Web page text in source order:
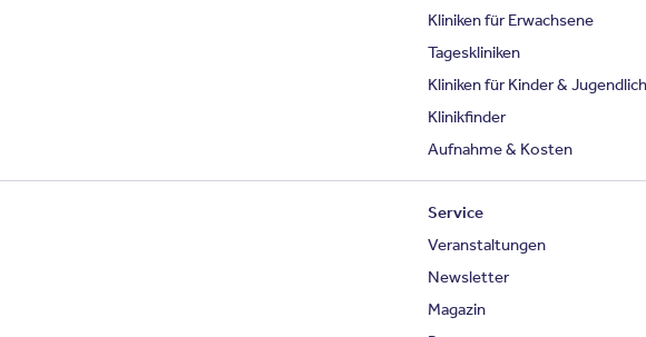
Kliniken für Erwachsene
Tageskliniken
Kliniken für Kinder &
Klinikfinder
Aufnahme & Kosten
Service
Veranstaltungen
Newsletter
Magazin